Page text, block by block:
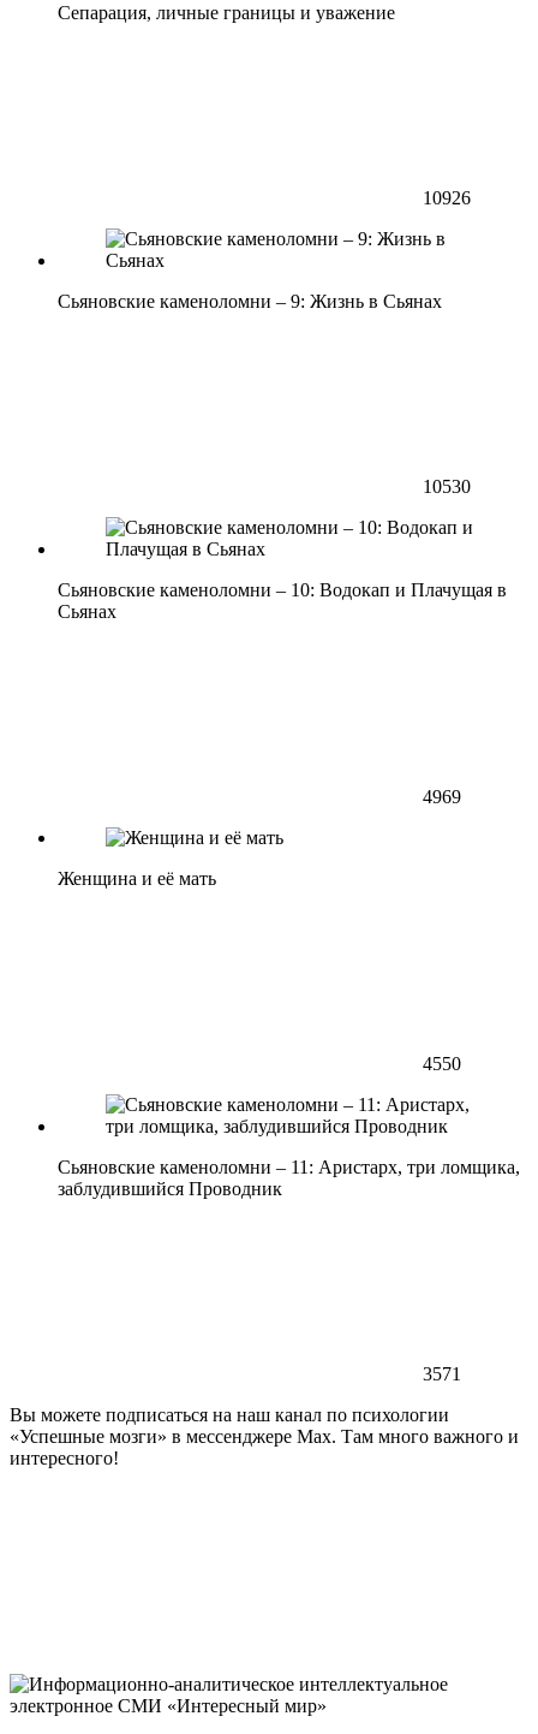
Сепарация, личные границы и уважение
10926
Сьяновские каменоломни – 9: Жизнь в Сьянах
10530
Сьяновские каменоломни – 10: Водокап и Плачущая в
Сьянах
4969
Женщина и её мать
4550
Сьяновские каменоломни – 11: Аристарх, три ломщика,
заблудившийся Проводник
3571
Вы можете подписаться на наш канал по психологии
«Успешные мозги» в мессенджере Max. Там много важного и
интересного!